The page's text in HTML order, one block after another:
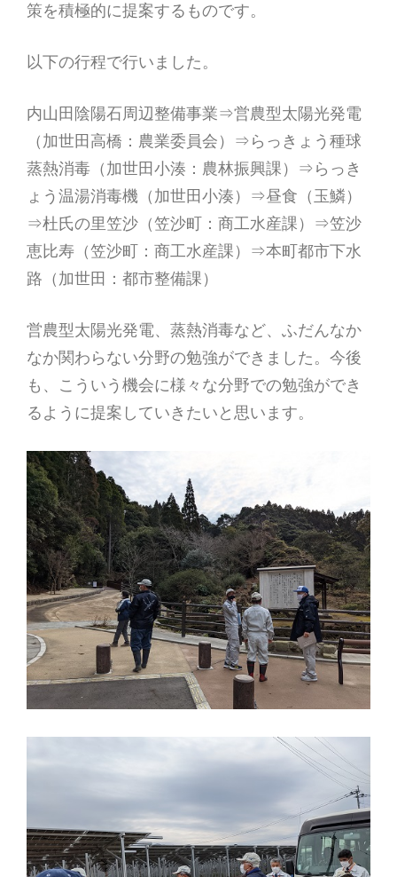
策を積極的に提案するものです。
以下の行程で行いました。
内山田陰陽石周辺整備事業⇒営農型太陽光発電
（加世田高橋：農業委員会）⇒らっきょう種球
蒸熱消毒（加世田小湊：農林振興課）⇒らっき
ょう温湯消毒機（加世田小湊）⇒昼食（玉鱗）
⇒杜氏の里笠沙（笠沙町：商工水産課）⇒笠沙
恵比寿（笠沙町：商工水産課）⇒本町都市下水
路（加世田：都市整備課）
営農型太陽光発電、蒸熱消毒など、ふだんなか
なか関わらない分野の勉強ができました。今後
も、こういう機会に様々な分野での勉強ができ
るように提案していきたいと思います。